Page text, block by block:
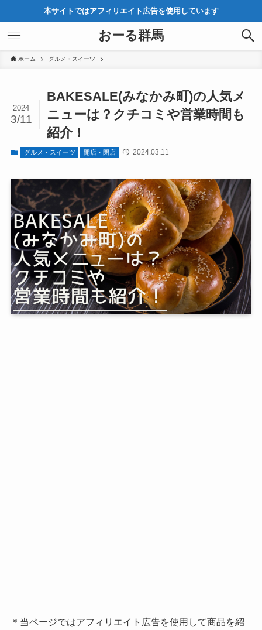
本サイトではアフィリエイト広告を使用しています
おーる群馬
ホーム グルメ・スイーツ
BAKESALE(みなかみ町)の人気メ
ニューは？クチコミや営業時間も
紹介！
2024
3/11
グルメ・スイーツ 開店・閉店 2024.03.11
＊当ページではアフィリエイト広告を使用して商品を紹